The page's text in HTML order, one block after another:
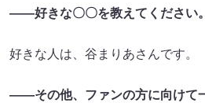
――好きな〇〇を教えてください。
好きな人は、谷まりあさんです。
――その他、ファンの方に向けて